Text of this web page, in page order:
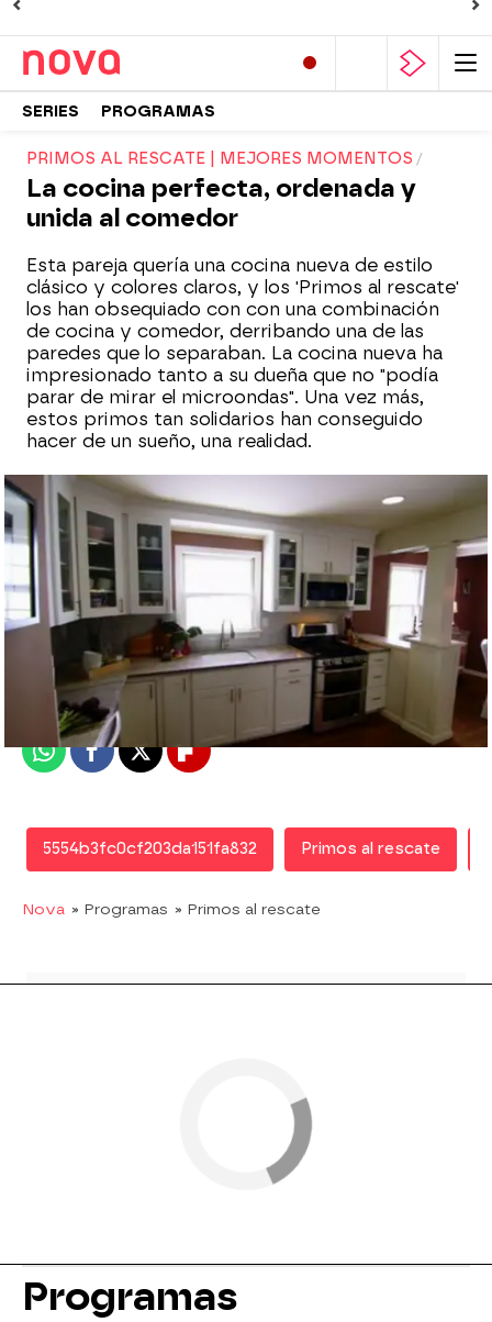
SERIES PROGRAMAS
PRIMOS AL RESCATE | MEJORES MOMENTOS
La cocina perfecta, ordenada y
unida al comedor
Esta pareja quería una cocina nueva de estilo
clásico y colores claros, y los 'Primos al rescate'
los han obsequiado con con una combinación
de cocina y comedor, derribando una de las
paredes que lo separaban. La cocina nueva ha
impresionado tanto a su dueña que no "podía
parar de mirar el microondas". Una vez más,
estos primos tan solidarios han conseguido
hacer de un sueño, una realidad.
Nova
Madrid
Publicado: 22 de marzo de 2016, 10:37
WhatsappFacebook
X Flipboard
5554b3fc0cf203da151fa832 Primos al rescate
Nova » Programas » Primos al rescate
Programas